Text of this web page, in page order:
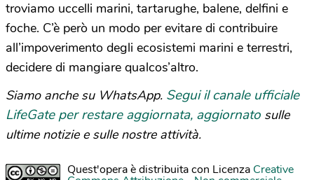
troviamo uccelli marini, tartarughe, balene, delfini e
foche. C’è però un modo per evitare di contribuire
all’impoverimento degli ecosistemi marini e terrestri,
decidere di mangiare qualcos’altro.
Siamo anche su WhatsApp. Segui il canale ufficiale
LifeGate per restare aggiornata, aggiornato sulle
ultime notizie e sulle nostre attività.
Quest'opera è distribuita con Licenza Creative